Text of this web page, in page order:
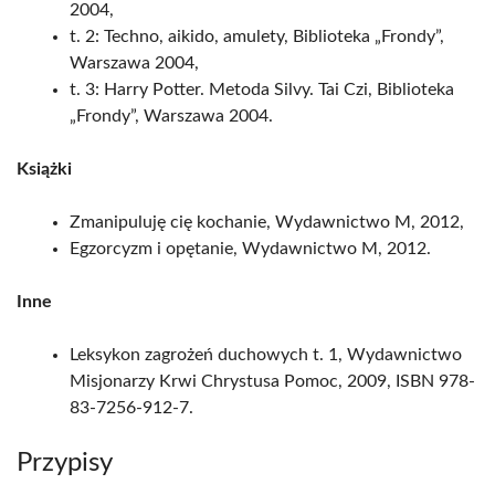
2004,
t. 2: Techno, aikido, amulety, Biblioteka „Frondy”,
Warszawa 2004,
t. 3: Harry Potter. Metoda Silvy. Tai Czi, Biblioteka
„Frondy”, Warszawa 2004.
Książki
Zmanipuluję cię kochanie, Wydawnictwo M, 2012,
Egzorcyzm i opętanie, Wydawnictwo M, 2012.
Inne
Leksykon zagrożeń duchowych t. 1, Wydawnictwo
Misjonarzy Krwi Chrystusa Pomoc, 2009, ISBN 978-
83-7256-912-7.
Przypisy